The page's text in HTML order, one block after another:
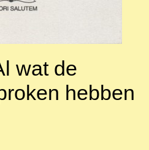
wat de
hebben